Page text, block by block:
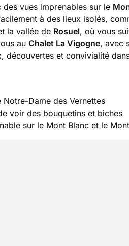
vues imprenables sur le
à des lieux isolés,
la vallée de Rosuel, où vous
au Chalet La Vigogne, avec
et convivialité
Dame des Vernettes
voir des bouquetins et biches
sur le Mont Blanc et le